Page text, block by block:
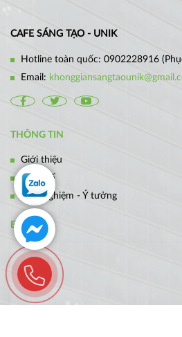
CAFE SÁNG TẠO - UNIK
Hotline toàn quốc: 0902228916
Email:
THÔNG TIN
Giới thiệu
Thiết kế
Kinh nghiệm - Ý tưởng
BẢN ĐỒ